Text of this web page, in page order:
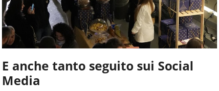
E anche tanto seguito sui Social
Media